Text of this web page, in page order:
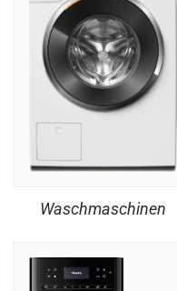
Waschmaschinen